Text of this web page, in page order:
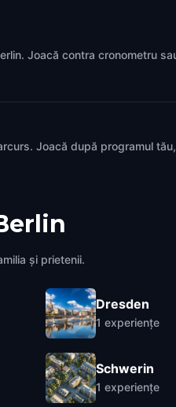
Joacă contra cronometru
Joacă după programul
și prietenii.
Dresden
1 experiențe
Schwerin
1 experiențe